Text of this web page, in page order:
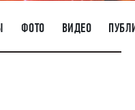
ФОТО ВИДЕО